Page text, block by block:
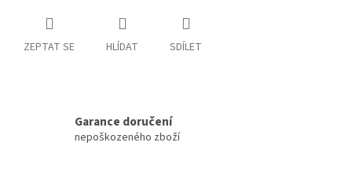
ZEPTAT SE HLÍDAT SDÍLET
Garance doručení
nepoškozeného zboží